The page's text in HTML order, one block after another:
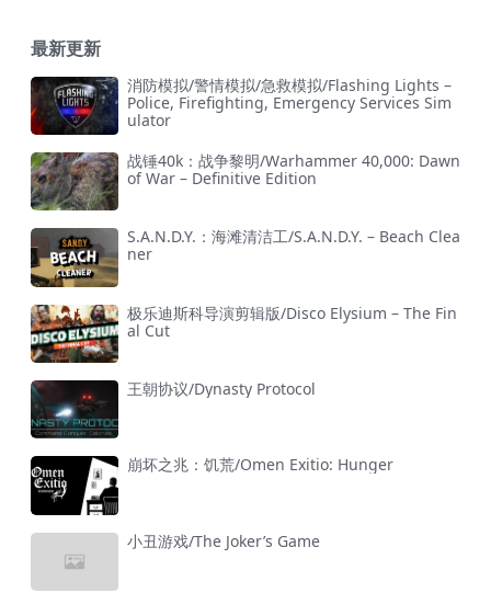
最新更新
消防模拟/警情模拟/急救模拟/Flashing Lights –
Police, Firefighting, Emergency Services Sim
ulator
战锤40k：战争黎明/Warhammer 40,000: Dawn
of War – Definitive Edition
S.A.N.D.Y.：海滩清洁工/S.A.N.D.Y. – Beach Clea
ner
极乐迪斯科导演剪辑版/Disco Elysium – The Fin
al Cut
王朝协议/Dynasty Protocol
崩坏之兆：饥荒/Omen Exitio: Hunger
小丑游戏/The Joker’s Game